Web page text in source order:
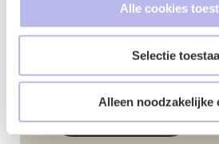
Alle cookies
Selectie
Alleen noodzakelijke